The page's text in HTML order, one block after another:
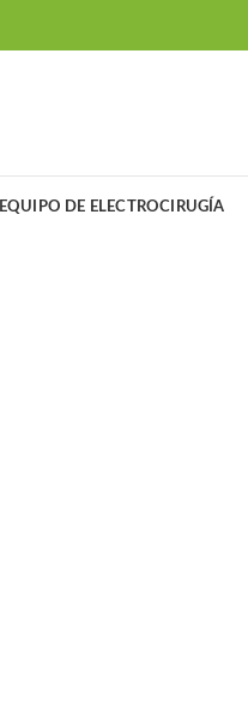
EQUIPO DE ELECTROCIRUGÍA